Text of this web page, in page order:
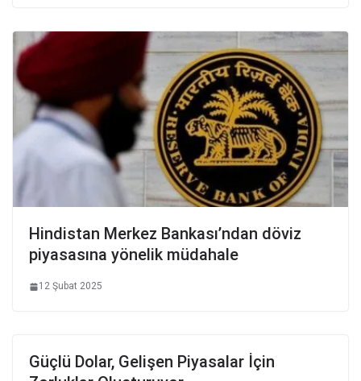
Hindistan Merkez Bankası’ndan döviz
piyasasına yönelik müdahale
12 Şubat 2025
Güçlü Dolar, Gelişen Piyasalar İçin